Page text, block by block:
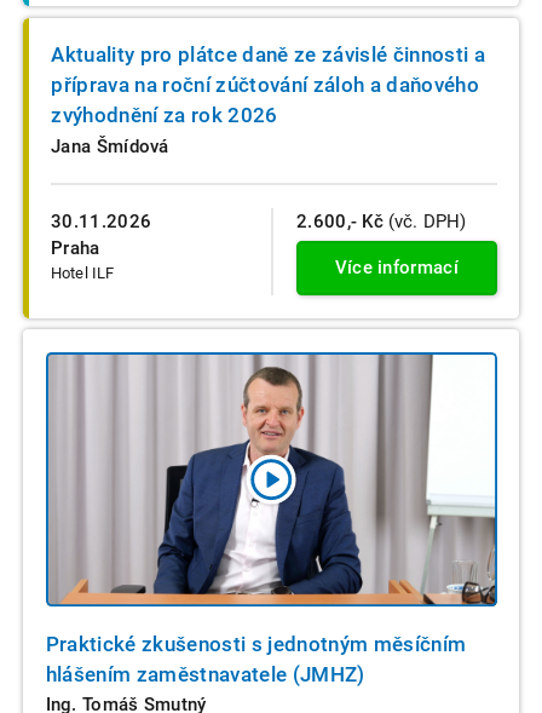
30.11.2026
Praha
Hotel ILF
Aktuality pro plátce daně ze závislé činnosti a
příprava na roční zúčtování záloh a daňového
zvýhodnění za rok 2026
Jana Šmídová
2.600,- Kč (vč. DPH)
Více informací
Praktické zkušenosti s jednotným měsíčním
hlášením zaměstnavatele (JMHZ)
Ing. Tomáš Smutný